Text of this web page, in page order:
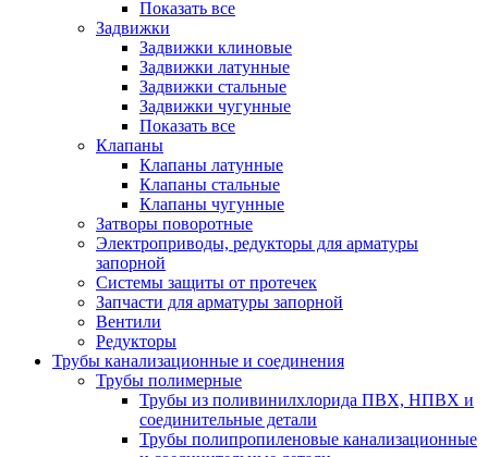
Показать все
Задвижки
Задвижки клиновые
Задвижки латунные
Задвижки стальные
Задвижки чугунные
Показать все
Клапаны
Клапаны латунные
Клапаны стальные
Клапаны чугунные
Затворы поворотные
Электроприводы, редукторы для арматуры
запорной
Системы защиты от протечек
Запчасти для арматуры запорной
Вентили
Редукторы
Трубы канализационные и соединения
Трубы полимерные
Трубы из поливинилхлорида ПВХ, НПВХ и
соединительные детали
Трубы полипропиленовые канализационные